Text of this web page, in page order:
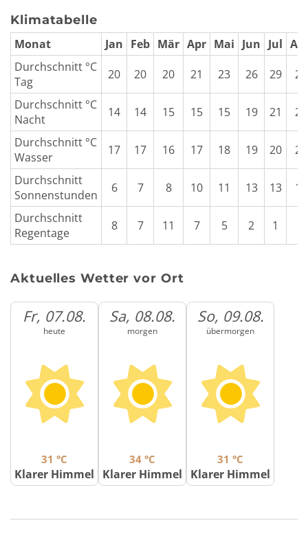
Klimatabelle
Monat
Jan Feb Mär Apr Mai Jun Jul
Durchschnitt °C
Tag
20 20 20 21 23 26 29
29
Durchschnitt °C
Nacht
14 14 15 15 15 19 21
21
Durchschnitt °C
Wasser
17 17 16 17 18 19 20
21
Durchschnitt
Sonnenstunden
6 7 8 10 11 13 13
13
Durchschnitt
Regentage
8 7 11 7 5 2 1
Aktuelles Wetter vor Ort
Fr, 07.08.
heute
31 °C
Klarer Himmel
Sa, 08.08.
morgen
34 °C
Klarer Himmel
So, 09.08.
übermorgen
31 °C
Klarer Himmel